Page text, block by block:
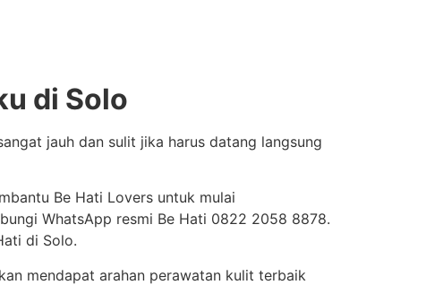
di Solo
jauh dan sulit jika harus datang langsung
Be Hati Lovers untuk mulai
WhatsApp resmi Be Hati 0822 2058 8878.
di Solo.
mendapat arahan perawatan kulit terbaik